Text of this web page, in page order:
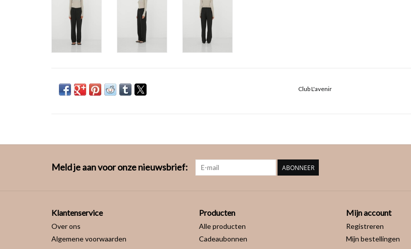
Club L'avenir
Meld je aan voor onze nieuwsbrief: ABONNEER
Klantenservice
Over ons
Algemene voorwaarden
Producten
Alle producten
Cadeaubonnen
Mijn account
Registreren
Mijn bestellingen